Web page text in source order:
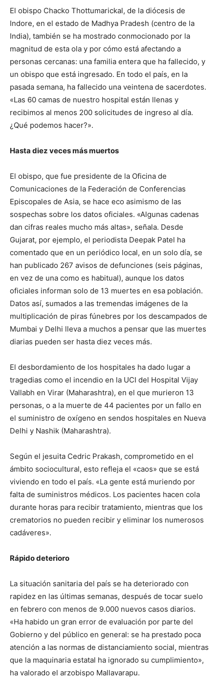
El obispo Chacko Thottumarickal, de la diócesis de
Indore, en el estado de Madhya Pradesh (centro de la
India), también se ha mostrado conmocionado por la
magnitud de esta ola y por cómo está afectando a
personas cercanas: una familia entera que ha fallecido, y
un obispo que está ingresado. En todo el país, en la
pasada semana, ha fallecido una veintena de sacerdotes.
«Las 60 camas de nuestro hospital están llenas y
recibimos al menos 200 solicitudes de ingreso al día.
¿Qué podemos hacer?».
Hasta diez veces más muertos
El obispo, que fue presidente de la Oficina de
Comunicaciones de la Federación de Conferencias
Episcopales de Asia, se hace eco asimismo de las
sospechas sobre los datos oficiales. «Algunas cadenas
dan cifras reales mucho más altas», señala. Desde
Gujarat, por ejemplo, el periodista Deepak Patel ha
comentado que en un periódico local, en un solo día, se
han publicado 267 avisos de defunciones (seis páginas,
en vez de una como es habitual), aunque los datos
oficiales informan solo de 13 muertes en esa población.
Datos así, sumados a las tremendas imágenes de la
multiplicación de piras fúnebres por los descampados de
Mumbai y Delhi lleva a muchos a pensar que las muertes
diarias pueden ser hasta diez veces más.
El desbordamiento de los hospitales ha dado lugar a
tragedias como el incendio en la UCI del Hospital Vijay
Vallabh en Virar (Maharashtra), en el que murieron 13
personas, o a la muerte de 44 pacientes por un fallo en
el suministro de oxígeno en sendos hospitales en Nueva
Delhi y Nashik (Maharashtra).
Según el jesuita Cedric Prakash, comprometido en el
ámbito sociocultural, esto refleja el «caos» que se está
viviendo en todo el país. «La gente está muriendo por
falta de suministros médicos. Los pacientes hacen cola
durante horas para recibir tratamiento, mientras que los
crematorios no pueden recibir y eliminar los numerosos
cadáveres».
Rápido deterioro
La situación sanitaria del país se ha deteriorado con
rapidez en las últimas semanas, después de tocar suelo
en febrero con menos de 9.000 nuevos casos diarios.
«Ha habido un gran error de evaluación por parte del
Gobierno y del público en general: se ha prestado poca
atención a las normas de distanciamiento social, mientras
que la maquinaria estatal ha ignorado su cumplimiento»,
ha valorado el arzobispo Mallavarapu.